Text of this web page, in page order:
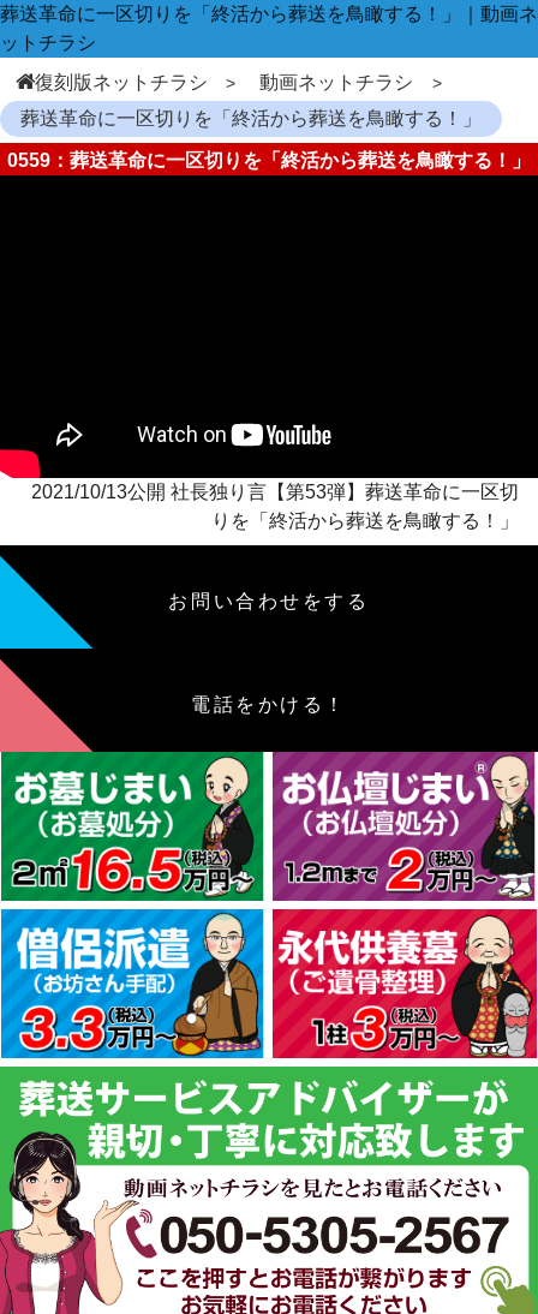
葬送革命に一区切りを「終活から葬送を鳥瞰する！」｜動画ネ
ットチラシ
復刻版ネットチラシ
動画ネットチラシ
葬送革命に一区切りを「終活から葬送を鳥瞰する！」
0559：葬送革命に一区切りを「終活から葬送を鳥瞰する！」
2021/10/13公開 社長独り言【第53弾】葬送革命に一区切
りを「終活から葬送を鳥瞰する！」
お問い合わせをする
電話をかける！